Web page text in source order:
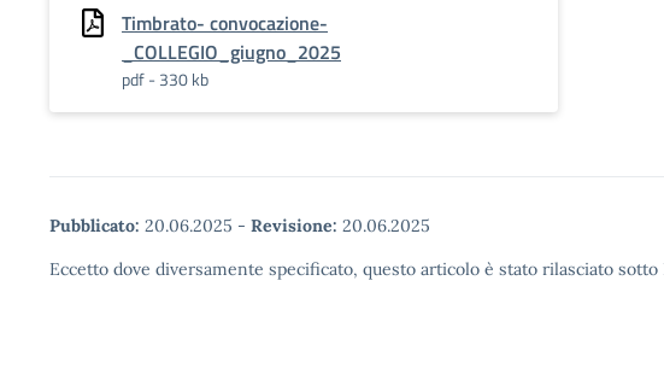
Timbrato- convocazione-
_COLLEGIO_giugno_2025
pdf - 330 kb
Pubblicato: 20.06.2025 - Revisione: 20.06.2025
Eccetto dove diversamente specificato, questo articolo è stato rilasciato